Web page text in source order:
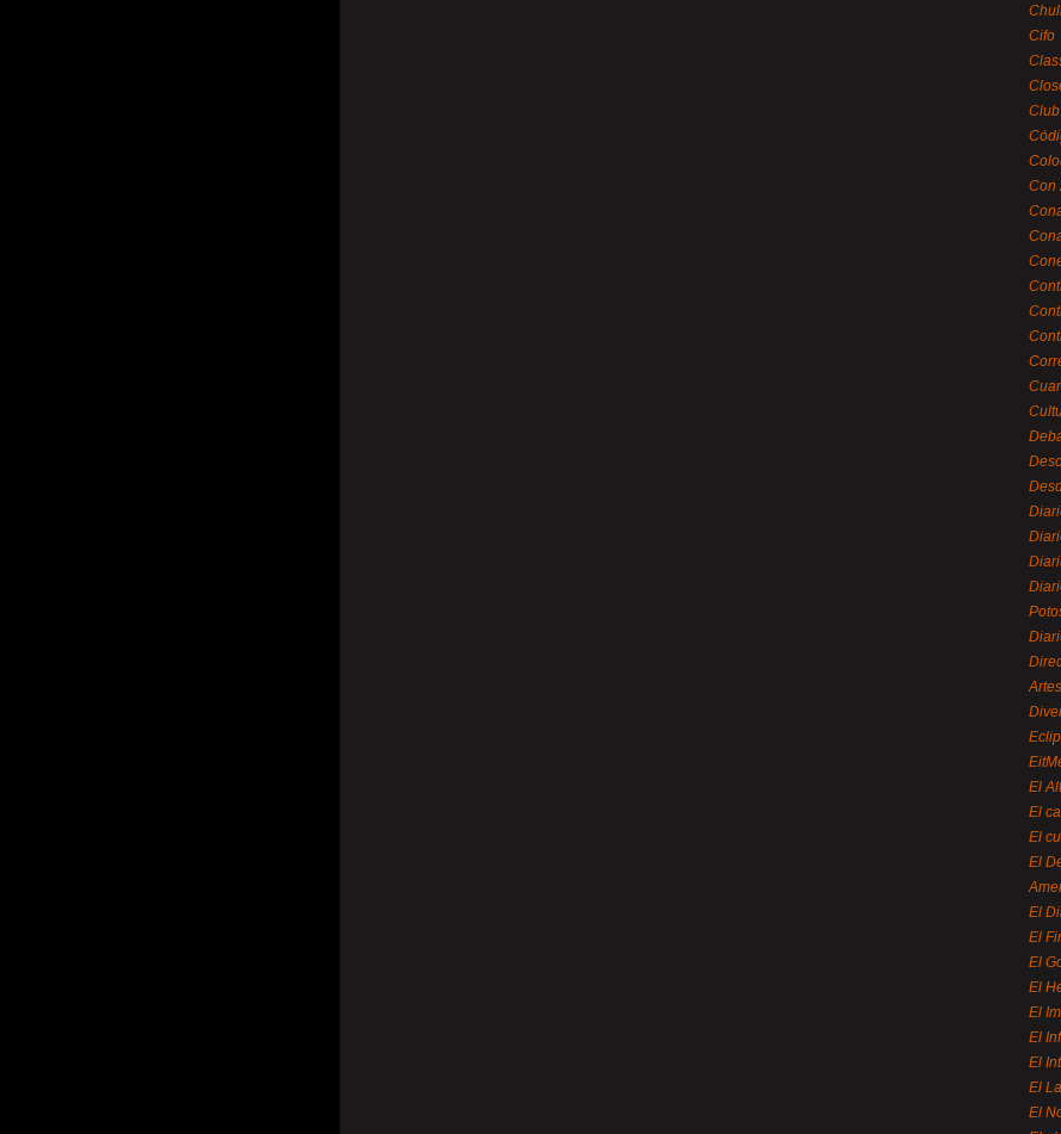
Cifo
Con
Artes
El
El
El
El
El
El
El
El
El
El
El
El
El